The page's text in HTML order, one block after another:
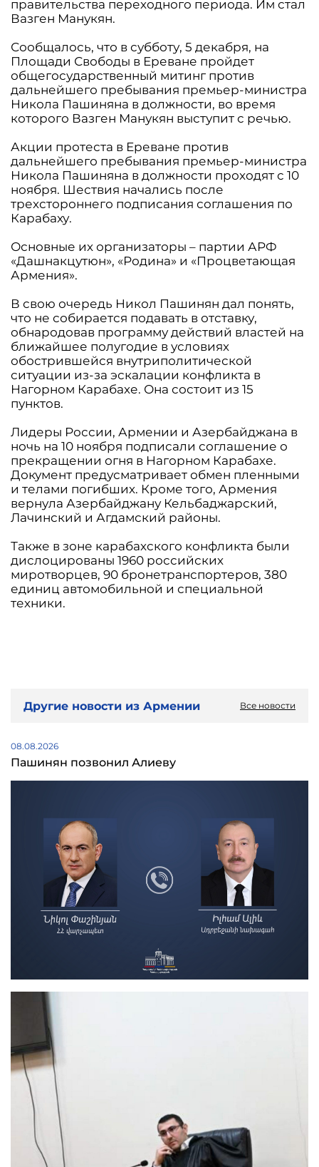
правительства переходного периода. Им стал
Вазген Манукян.
Сообщалось, что в субботу, 5 декабря, на
Площади Свободы в Ереване пройдет
общегосударственный митинг против
дальнейшего пребывания премьер-министра
Никола Пашиняна в должности, во время
которого Вазген Манукян выступит с речью.
Акции протеста в Ереване против
дальнейшего пребывания премьер-министра
Никола Пашиняна в должности проходят с 10
ноября. Шествия начались после
трехстороннего подписания соглашения по
Карабаху.
Основные их организаторы – партии АРФ
«Дашнакцутюн», «Родина» и «Процветающая
Армения».
В свою очередь Никол Пашинян дал понять,
что не собирается подавать в отставку,
обнародовав программу действий властей на
ближайшее полугодие в условиях
обострившейся внутриполитической
ситуации из-за эскалации конфликта в
Нагорном Карабахе. Она состоит из 15
пунктов.
Лидеры России, Армении и Азербайджана в
ночь на 10 ноября подписали соглашение о
прекращении огня в Нагорном Карабахе.
Документ предусматривает обмен пленными
и телами погибших. Кроме того, Армения
вернула Азербайджану Кельбаджарский,
Лачинский и Агдамский районы.
Также в зоне карабахского конфликта были
дислоцированы 1960 российских
миротворцев, 90 бронетранспортеров, 380
единиц автомобильной и специальной
техники.
Другие новости из Армении Все новости
08.08.2026
Пашинян позвонил Алиеву